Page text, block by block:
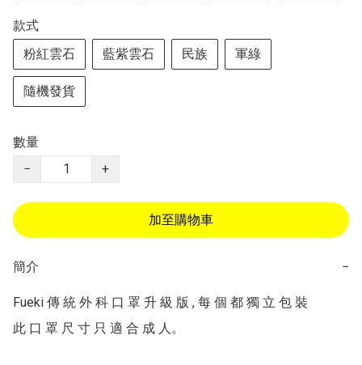
款式
粉紅雲石
藍紫雲石 民族 軍綠
隨機發貨
數量
−
+
加至購物車
簡介 −
Fueki 傳 統 外 科 口 罩 升 級 版 , 每 個 都 獨 立 包 裝
此 口 罩 尺 寸 只 適 合 成 人。